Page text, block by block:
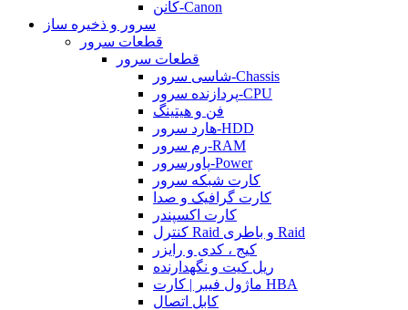
کانن-Canon
سرور و ذخیره ساز
قطعات سرور
قطعات سرور
شاسی سرور-Chassis
پردازنده سرور-CPU
فن و هیتینگ
هارد سرور-HDD
رم سرور-RAM
پاورسرور-Power
کارت شبکه سرور
کارت گرافیک و صدا
کارت اکسپندر
کنترل Raid و باطری Raid
کیج ، کدی و رایزر
ریل کیت و نگهدارنده
ماژول فیبر | کارت HBA
کابل اتصال